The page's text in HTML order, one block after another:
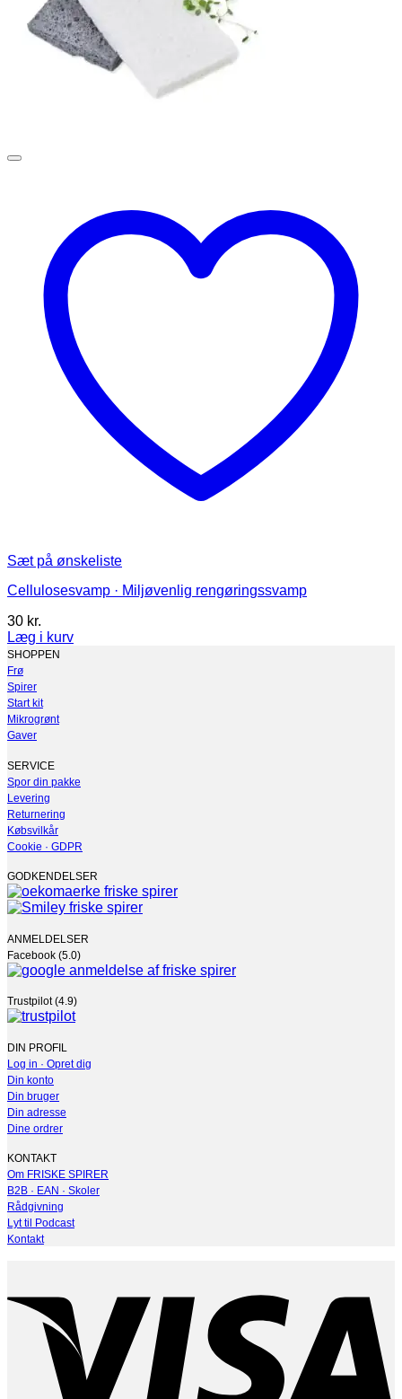
Sæt på ønskeliste
Cellulosesvamp · Miljøvenlig rengøringssvamp
30 kr.
Læg i kurv
Dette
vare
har
flere
varianter.
Mulighederne
kan
vælges
på
varesiden
SHOPPEN
Frø
Spirer
Start kit
Mikrogrønt
Gaver
SERVICE
Spor din pakke
Levering
Returnering
Købsvilkår
Cookie · GDPR
GODKENDELSER
ANMELDELSER
Facebook (5.0)
Trustpilot (4.9)
DIN PROFIL
Log in · Opret dig
Din konto
Din bruger
Din adresse
Dine ordrer
KONTAKT
Om FRISKE SPIRER
B2B · EAN · Skoler
Rådgivning
Lyt til Podcast
Kontakt